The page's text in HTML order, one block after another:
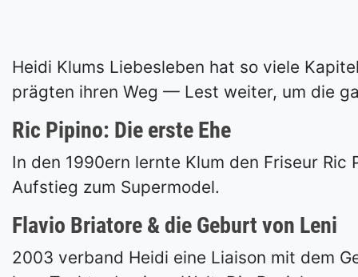
Heidi Klums Liebesleben hat so viele
prägten ihren Weg — Lest weiter, um die
Ric Pipino: Die erste Ehe
In den 1990ern lernte Klum den Friseur
Aufstieg zum Supermodel.
Flavio Briatore & die Geburt von Leni
2003 verband Heidi eine Liaison mit dem